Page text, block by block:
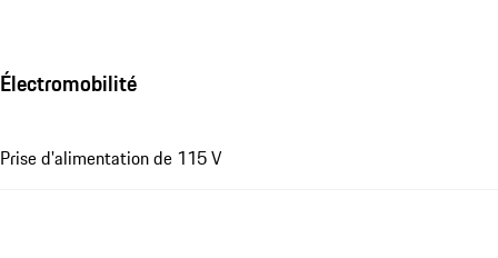
Électromobilité
Prise d'alimentation de 115 V